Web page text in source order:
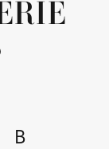
B